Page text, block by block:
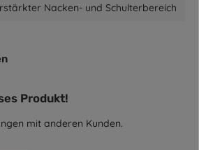
Nacken- und Schulterbereich
von 0 von 5 Sternen
Produkt!
mit anderen Kunden.